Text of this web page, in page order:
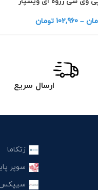
–
102,960 تومان
ارسال سریع
زتکاما
سوپر
سیپکس